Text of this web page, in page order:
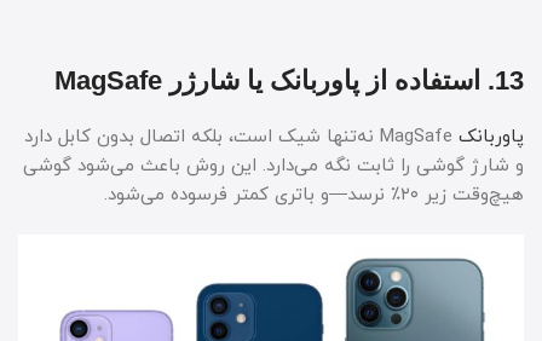
13. استفاده از پاوربانک یا شارژر MagSafe
پاوربانک
MagSafe نه‌تنها شیک است، بلکه اتصال بدون کابل دارد
و شارژ گوشی را ثابت نگه می‌دارد. این روش باعث می‌شود گوشی
هیچ‌وقت زیر ۲۰٪ نرسد—و باتری کمتر فرسوده می‌شود.